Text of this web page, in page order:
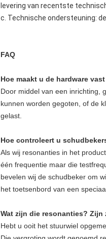
levering van recentste
c. Technische ondersteuning:
FAQ
Hoe maakt u de hardware
Door middel van een inrichting,
kunnen worden gegoten, of de
gelast.
Hoe controleert u
Als wij resonanties in het
één frequentie maar die
bevelen wij de schudbeker om
het toetsenbord van een
Wat zijn die resonanties? Zijn
Hebt u ooit het stuurwiel